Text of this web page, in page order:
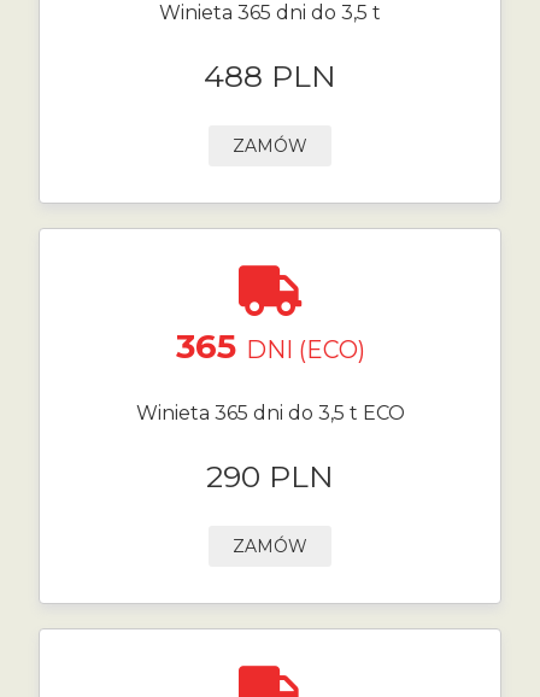
Winieta 365 dni do 3,5 t
488 PLN
ZAMÓW
365 DNI (ECO)
Winieta 365 dni do 3,5 t ECO
290 PLN
ZAMÓW